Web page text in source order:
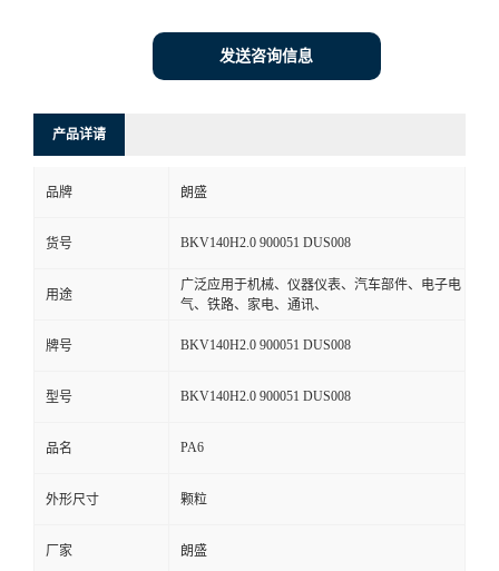
系
言
发送咨询信息
产品详请
品牌 朗盛
货号 BKV140H2.0 900051 DUS008
用途
广泛应用于机械、仪器仪表、汽车部件、电子电
气、铁路、家电、通讯、
牌号 BKV140H2.0 900051 DUS008
型号 BKV140H2.0 900051 DUS008
品名 PA6
外形尺寸 颗粒
厂家 朗盛